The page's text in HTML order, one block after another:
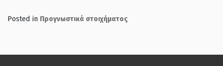
Posted in Προγνωστικά στοιχήματος